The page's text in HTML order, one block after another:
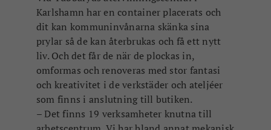
Karlshamn har en container placerats och
dit kan kommuninvånarna skänka sina
prylar så de kan återbrukas och få ett nytt
liv. Och det får de när de plockas in,
omformas och renoveras med stor fantasi
och kreativitet i de verkstäder och ateljéer
som finns i anslutning till butiken.
– Det finns 19 verksamheter knutna till